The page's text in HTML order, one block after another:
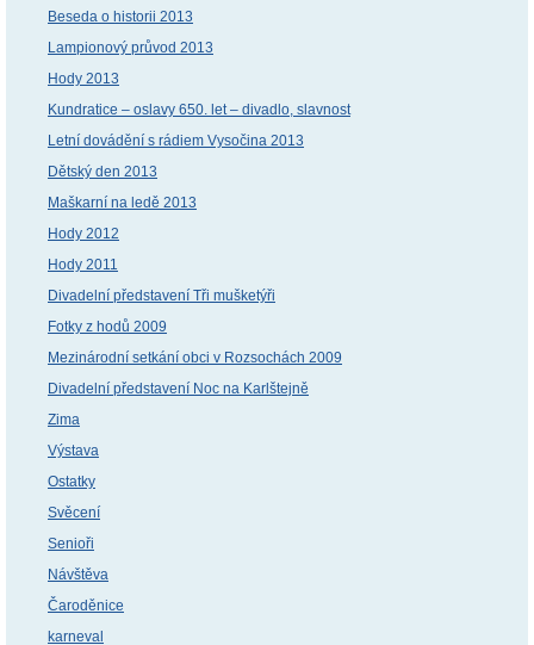
Beseda o historii 2013
Lampionový průvod 2013
Hody 2013
Kundratice – oslavy 650. let – divadlo, slavnost
Letní dovádění s rádiem Vysočina 2013
Dětský den 2013
Maškarní na ledě 2013
Hody 2012
Hody 2011
Divadelní představení Tři mušketýři
Fotky z hodů 2009
Mezinárodní setkání obci v Rozsochách 2009
Divadelní představení Noc na Karlštejně
Zima
Výstava
Ostatky
Svěcení
Senioři
Návštěva
Čaroděnice
karneval